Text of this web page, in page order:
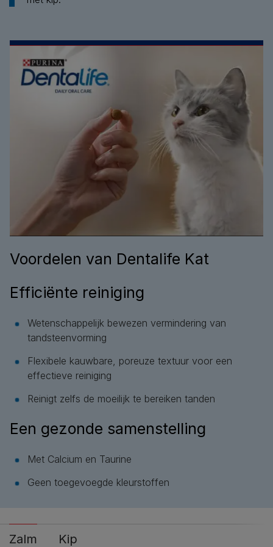
Voordelen van Dentalife Kat
Efficiënte reiniging
Wetenschappelijk bewezen vermindering van
tandsteenvorming​​
Flexibele kauwbare, poreuze textuur voor een
effectieve reiniging​
Reinigt zelfs de moeilijk te bereiken tanden​​
Een gezonde samenstelling
Met Calcium en Taurine
Geen toegevoegde kleurstoffen
Zalm Kip